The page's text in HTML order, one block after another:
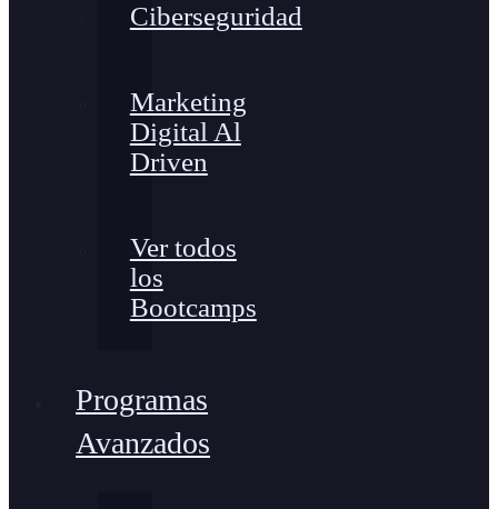
Ciberseguridad
Marketing
Digital Al
Driven
Ver todos
los
Bootcamps
Programas
Avanzados